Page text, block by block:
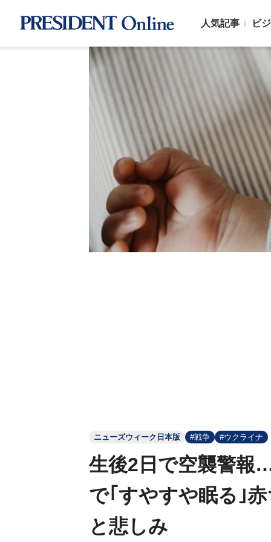
人気記事 ビ
ニューズウィーク日本版 #戦争 #ウクライナ
生後2日で空襲警報
で｢すやすや眠る｣
と悲しみ